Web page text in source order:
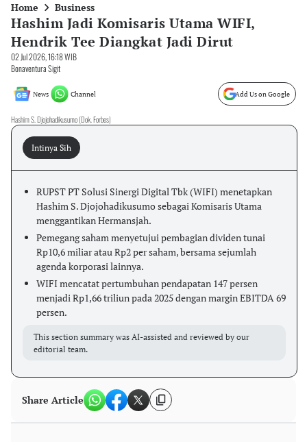
Home Business
Hashim Jadi Komisaris Utama WIFI,
Hendrik Tee Diangkat Jadi Dirut
02 Jul 2026, 16:18 WIB
Bonaventura Sigit
News Channel Add Us on Google
Hashim S. Djojohadikusumo (Dok. Forbes)
Intinya Sih
RUPST PT Solusi Sinergi Digital Tbk (WIFI) menetapkan
Hashim S. Djojohadikusumo sebagai Komisaris Utama
menggantikan Hermansjah.
Pemegang saham menyetujui pembagian dividen tunai
Rp10,6 miliar atau Rp2 per saham, bersama sejumlah
agenda korporasi lainnya.
WIFI mencatat pertumbuhan pendapatan 147 persen
menjadi Rp1,66 triliun pada 2025 dengan margin EBITDA 69
persen.
This section summary was AI-assisted and reviewed by our
editorial team.
Share Article